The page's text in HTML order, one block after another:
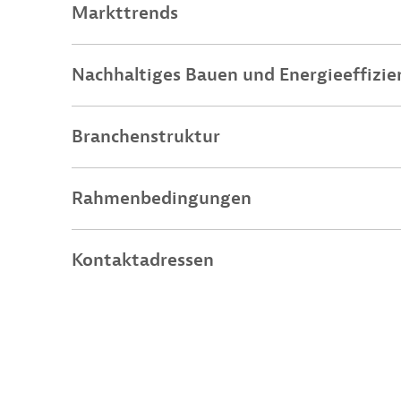
Markttrends
Nachhaltiges Bauen und
Branchenstruktur
Rahmenbedingungen
Kontaktadressen